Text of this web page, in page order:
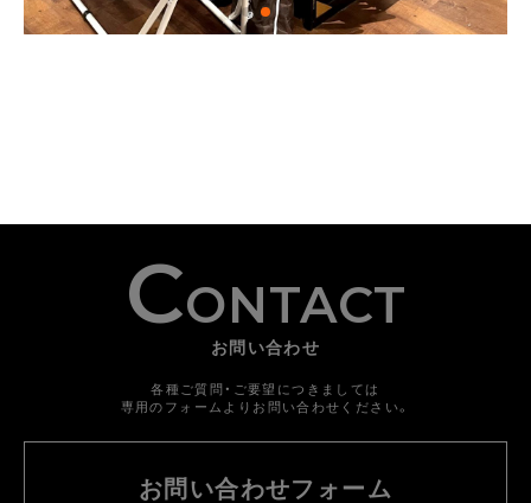
CONTACT
お問い合わせ
各種ご質問・ご要望につきましては
専用のフォームよりお問い合わせください。
お問い合わせフォーム